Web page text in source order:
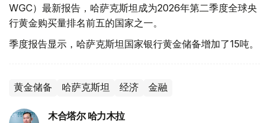
WGC）最新报告，哈萨克斯坦成为2026年第二季度全球央
行黄金购买量排名前五的国家之一。
季度报告显示，哈萨克斯坦国家银行黄金储备增加了15吨。
黄金储备 哈萨克斯坦 经济 金融
木合塔尔 哈力木拉